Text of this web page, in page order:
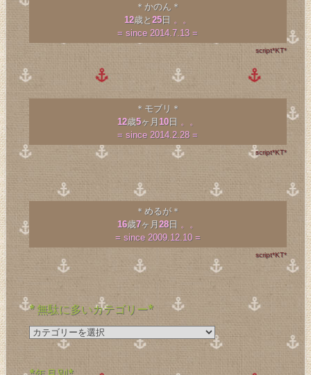
＊かのん＊
12歳と25日 。。
= since 2014.7.13 =
script*KT*
＊モブリ＊
12歳5ヶ月 10日 。。
= since 2014.2.28 =
script*KT*
＊めるが＊
16歳7ヶ月28日 。。
= since 2009.12.10 =
script*KT*
* 無駄に多いカテゴリー*
に